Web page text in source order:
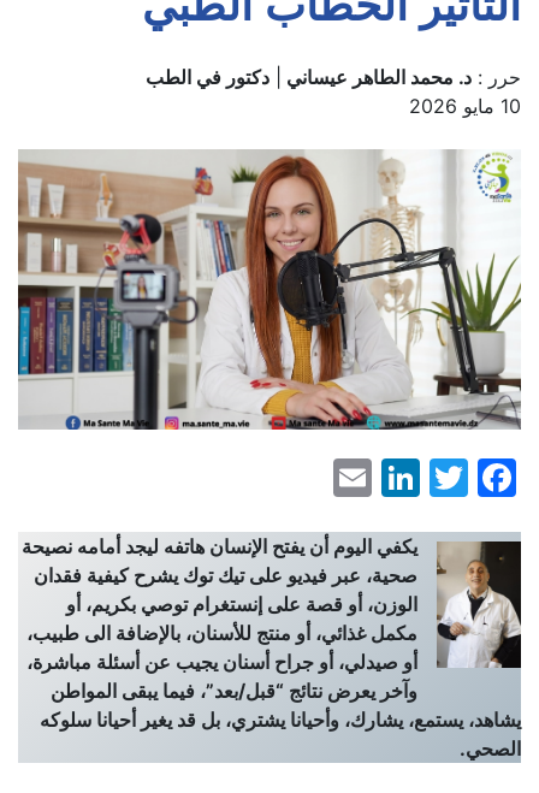
حرر : د. محمد الطاهر عيساني
دكتور في الطب
10 مايو 2026
Facebook
Twitter
LinkedIn
يكفي اليوم أن يفتح الإنسان هاتفه ليجد أمامه نصيحة
صحية، عبر فيديو على تيك توك يشرح كيفية فقدان
الوزن، أو قصة على إنستغرام توصي بكريم، أو
مكمل غذائي، أو منتج للأسنان، بالإضافة الى طبيب،
أو صيدلي، أو جراح أسنان يجيب عن أسئلة مباشرة،
وآخر يعرض نتائج “قبل/بعد”، فيما يبقى المواطن
يشاهد، يستمع، يشارك، وأحيانا يشتري، بل قد يغير أحيانا سلوكه
الصحي.